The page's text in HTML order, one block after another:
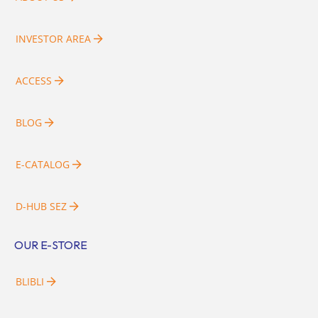
INVESTOR AREA
ACCESS
BLOG
E-CATALOG
D-HUB SEZ
OUR E-STORE
BLIBLI